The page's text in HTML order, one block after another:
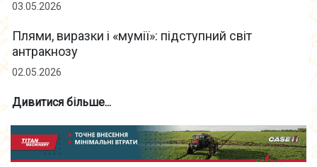
03.05.2026
Плями, виразки і «мумії»: підступний світ
антракнозу
02.05.2026
Дивитися більше...